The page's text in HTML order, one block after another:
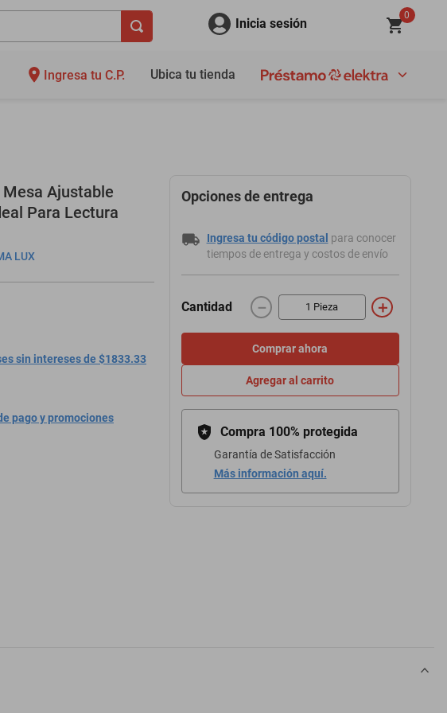
Inicia sesión
0
Ingresa tu C.P. Ubica tu tienda
Ajustable
Para Lectura
LUX
sin intereses de $1833.33
pago y promociones
Opciones de entrega
Ingresa tu código postal para conocer
tiempos de entrega y costos de envío
Cantidad ＋
－
Comprar ahora
Agregar al carrito
Compra 100% protegida
Garantía de Satisfacción
Más información aquí.